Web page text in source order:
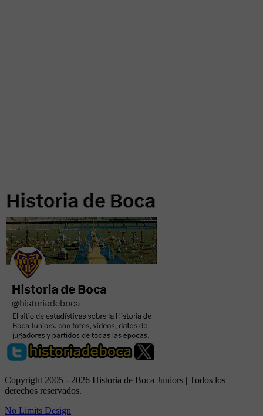
Copyright 2005 - 2026 Historia de Boca Juniors | Todos los
derechos reservados.
No Limits Design